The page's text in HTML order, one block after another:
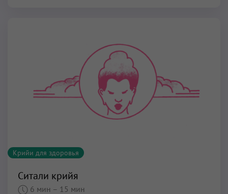
Крийи для здоровья
Ситали крийя
6 мин – 15 мин